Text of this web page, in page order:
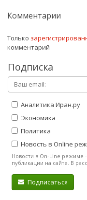
Комментарии
Только
комментарий
Подписка
Аналитика Иран.ру
Экономика
Политика
Новость в Online
Новости в On-Line режиме
публикации на сайте. В
Подписаться